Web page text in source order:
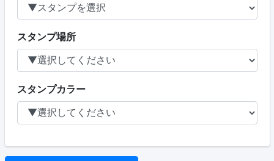
スタンプ場所
スタンプカラー